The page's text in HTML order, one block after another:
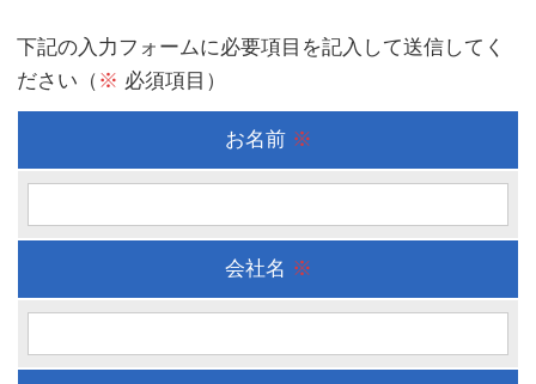
下記の入力フォームに必要項目を記入して送信してく
ださい（ ※ 必須項目）
お名前 ※
会社名 ※